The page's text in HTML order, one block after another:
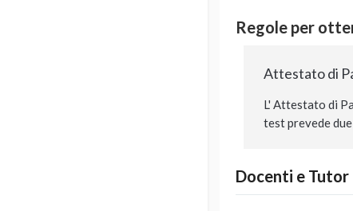
Regole per
Attestato di
L' Attestato di
test prevede
Docenti e Tutor